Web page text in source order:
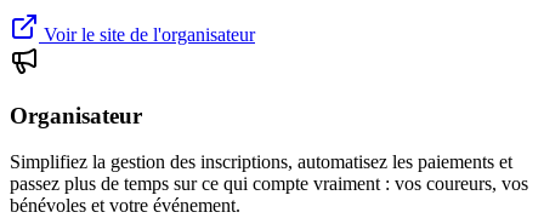
Voir le site de l'organisateur
Organisateur
Simplifiez la gestion des inscriptions, automatisez les paiements et
passez plus de temps sur ce qui compte vraiment : vos coureurs, vos
bénévoles et votre événement.